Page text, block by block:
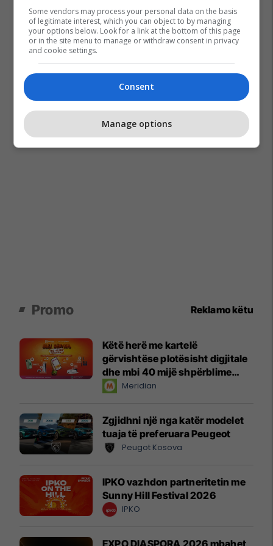
Promo Reklamo këtu
Këtë herë me kartelë
gërvishtëse plotësisht digjitale
dhe mbi 40 mijë shpërblime
instant!Meridian
Zgjidhni një nga katër modelet
tuaja të preferuara Peugeot
Peugot Kosova
IPKO vazhdon partneritetin me
Sunny Hill Festival 2026
IPKO
EXPO DIASPORA 2026 mbahet
Some vendors may process your personal data on the basis
of legitimate interest, which you can object to by managing
your options below. Look for a link at the bottom of this page
or in the site menu to manage or withdraw consent in privacy
and cookie settings.
Consent
Manage options